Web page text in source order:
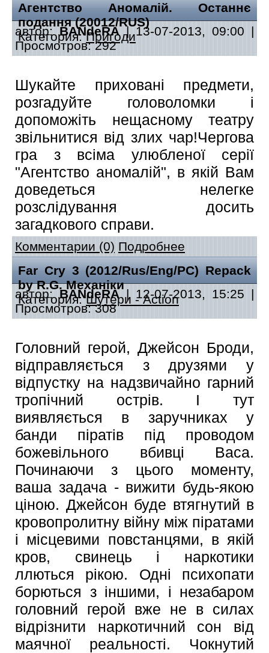
Агентство Аномалій. Останнє
подання (20012/RUS)
Категория:Пригоди
автор:BANdeRA| 13-07-2013, 09:00 |
Просмотров: 292
Шукайте приховані предмети,
розгадуйте головоломки і
допоможіть нещасному театру
звільнитися від злих чар!Чергова
гра з всіма улюбленої серії
"Агентство аномалій", в якій Вам
доведеться нелегке
розслідування досить
загадкового справи.
Комментарии (0) Подробнее
Far Cry 3 (2012/Rus/Eng/PC) Repack
by R.G. Механіки
Категория:Шутери - Action
автор:BANdeRA| 12-07-2013, 15:25 |
Просмотров: 308
Головний герой, Джейсон Броди,
відправляється з друзями у
відпустку на надзвичайно гарний
тропічний острів. І тут
виявляється в заручниках у
банди піратів під проводом
божевільного вбивці Васа.
Починаючи з цього моменту,
ваша задача - вижити будь-якою
ціною. Джейсон буде втягнутий в
кровопролитну війну між піратами
і місцевими повстанцями, в якій
кров, свинець і наркотики
ллються рікою. Одні психопати
борються з іншими, і незабаром
головний герой вже не в силах
відрізнити наркотичний сон від
маячної реальності. Чокнутий